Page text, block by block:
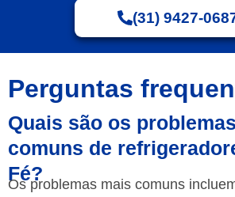
(31) 9427-
Perguntas
Quais são os
comuns de
Fé?
Os problemas mais comuns